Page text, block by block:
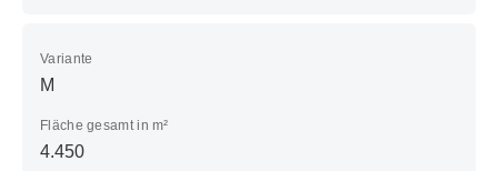
Variante
M
Fläche gesamt in m²
4.450